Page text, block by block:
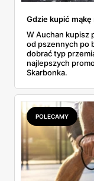
Gdzie kupić mąkę
W Auchan kupisz
od pszennych po
dobrać typ
najlepszych
Skarbonka.
POLECAMY